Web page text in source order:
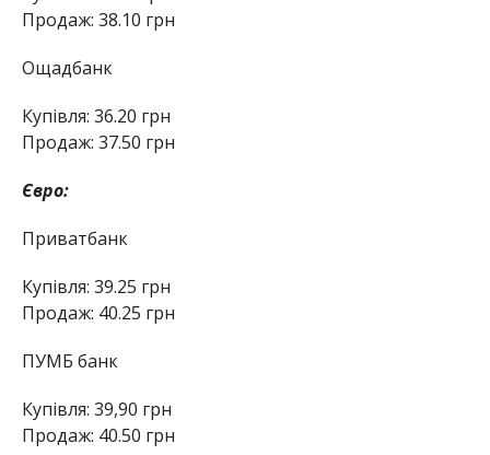
Продаж: 38.10 грн
Ощадбанк
Купівля: 36.20 грн
Продаж: 37.50 грн
Євро:
Приватбанк
Купівля: 39.25 грн
Продаж: 40.25 грн
ПУМБ банк
Купівля: 39,90 грн
Продаж: 40.50 грн